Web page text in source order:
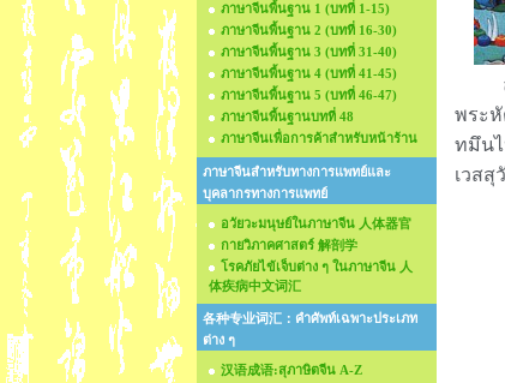
ภาษาจีนพื้นฐาน 1 (บทที่ 1-15)
ภาษาจีนพื้นฐาน 2 (บทที่ 16-30)
ภาษาจีนพื้นฐาน 3 (บทที่ 31-40)
ภาษาจีนพื้นฐาน 4 (บทที่ 41-45)
ภาษาจีนพื้นฐาน 5 (บทที่ 46-47)
ภาษาจีนพื้นฐานบทที่ 48
ภาษาจีนเพื่อการค้าสำหรับหน้าร้าน
ภาษาจีนสำหรับทางการแพทย์และ
บุคลากรทางการแพทย์
อวัยวะมนุษย์ในภาษาจีน 人体器官
กายวิภาคศาสตร์ 解剖学
โรคภัยไข้เจ็บต่าง ๆ ในภาษาจีน 人
体疾病中文词汇
各种专业词汇：คำศัพท์เฉพาะประเภท
ต่าง ๆ
汉语成语:สุภาษิตจีน A-Z
ลักษ
พระหั
ทมึน
เวส